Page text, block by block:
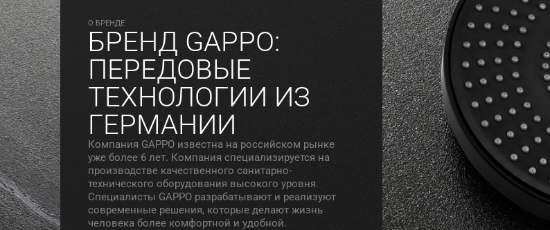
O БРЕНДЕ
БРЕНД GAPPO:
ПЕРЕДОВЫЕ
ТЕХНОЛОГИИ ИЗ
ГЕРМАНИИ
Компания GAPPO известна на российском рынке
уже более 6 лет. Компания специализируется на
производстве качественного санитарно-
технического оборудования высокого уровня.
Специалисты GAPPO разрабатывают и реализуют
современные решения, которые делают жизнь
человека более комфортной и удобной.